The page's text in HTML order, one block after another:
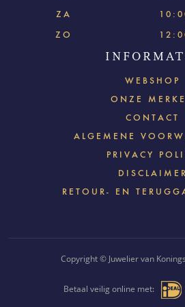
ZA
ZO
WEBSHOP
ONZE
CONTACT
ALGEMENE
PRIVACY
DISCLAIMER
RETOUR- EN
Copyright © Juwelier van
Betaal veilig online met: